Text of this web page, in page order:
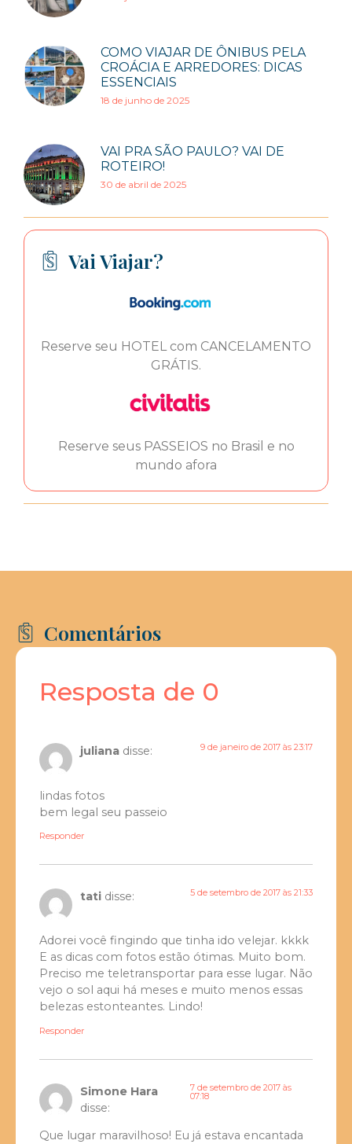
COMO VIAJAR DE ÔNIBUS PELA
CROÁCIA E ARREDORES: DICAS
ESSENCIAIS
18 de junho de 2025
VAI PRA SÃO PAULO? VAI DE
ROTEIRO!
30 de abril de 2025
Vai Viajar?
Reserve seu HOTEL com CANCELAMENTO
GRÁTIS.
Reserve seus PASSEIOS no Brasil e no
mundo afora
Comentários
Resposta de 0
juliana disse: 9 de janeiro de 2017 às 23:17
lindas fotos
bem legal seu passeio
Responder
tati disse: 5 de setembro de 2017 às 21:33
Adorei você fingindo que tinha ido velejar. kkkk
E as dicas com fotos estão ótimas. Muito bom.
Preciso me teletransportar para esse lugar. Não
vejo o sol aqui há meses e muito menos essas
belezas estonteantes. Lindo!
Responder
Simone Hara
disse:
7 de setembro de 2017 às
07:18
Que lugar maravilhoso! Eu já estava encantada